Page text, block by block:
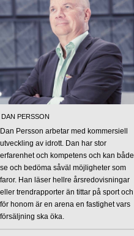
DAN PERSSON
Dan Persson arbetar med kommersiell
utveckling av idrott. Dan har stor
erfarenhet och kompetens och kan både
se och bedöma såväl möjligheter som
faror. Han läser hellre årsredovisningar
eller trendrapporter än tittar på sport och
för honom är en arena en fastighet vars
försäljning ska öka.